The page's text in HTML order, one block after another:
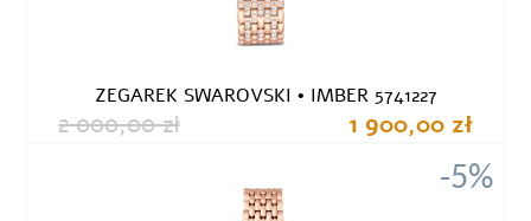
ZEGAREK SWAROVSKI • IMBER 5741227
2 000,00 zł 1 900,00 zł
-5%